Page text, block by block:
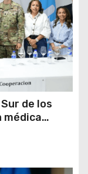
de los
médica